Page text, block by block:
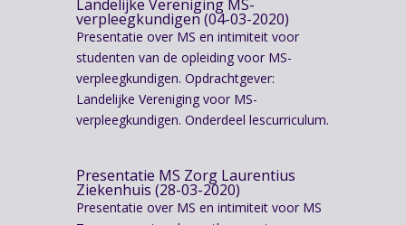
Landelijke Vereniging MS-
verpleegkundigen (04-03-2020)
Presentatie over MS en intimiteit voor
studenten van de opleiding voor MS-
verpleegkundigen. Opdrachtgever:
Landelijke Vereniging voor MS-
verpleegkundigen. Onderdeel lescurriculum.
Presentatie MS Zorg Laurentius
Ziekenhuis (28-03-2020)
Presentatie over MS en intimiteit voor MS